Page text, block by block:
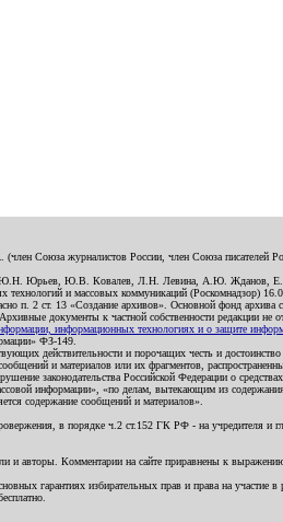
Союза журналистов России, член Союза
Ю.Н. Юрьев, Ю.В. Ковалев, Л.Н. Левина, А.Ю.
и массовых коммуникаций (Роскомнадзор)
п. 2 ст. 13 «Создание архивов». Основной фонд
документы к частной собственности редакции не
информационных технологиях и о защите
ФЗ-149.
действительности и порочащих честь и
и материалов или их фрагментов,
законодательства Российской Федерации о
информации», «по делам, вытекающим из содержания
содержание сообщений и материалов».
в порядке ч.2 ст.152 ГК РФ - на учредителя и
и авторы. Комментарии на сайте приравнены к
гарантиях избирательных прав и права на участие в